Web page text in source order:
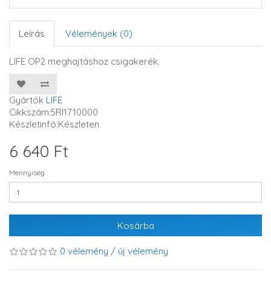
Leírás Vélemények (0)
LIFE OP2 meghajtáshoz csigakerék.
Gyártók LIFE
Cikkszám:5RI1710000
Készletinfó:Készleten
6 640 Ft
Mennyiség
Kosárba
0 vélemény / új vélemény